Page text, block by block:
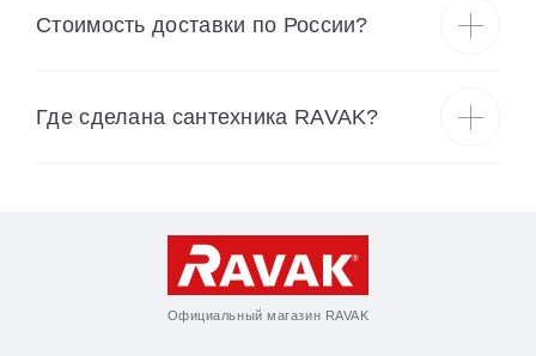
Сиденья OVO для душевых уголков
Умывальники
Средства ухода
Cтоимость доставки по России?
Где сделана сантехника RAVAK?
Официальный магазин RAVAK